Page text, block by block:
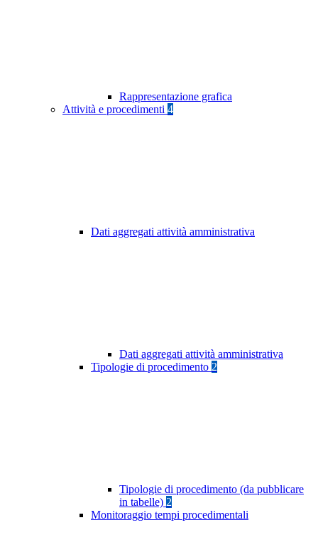
Rappresentazione grafica
Attività e procedimenti 4
Dati aggregati attività amministrativa
Dati aggregati attività amministrativa
Tipologie di procedimento 2
Tipologie di procedimento (da pubblicare
in tabelle) 2
Monitoraggio tempi procedimentali